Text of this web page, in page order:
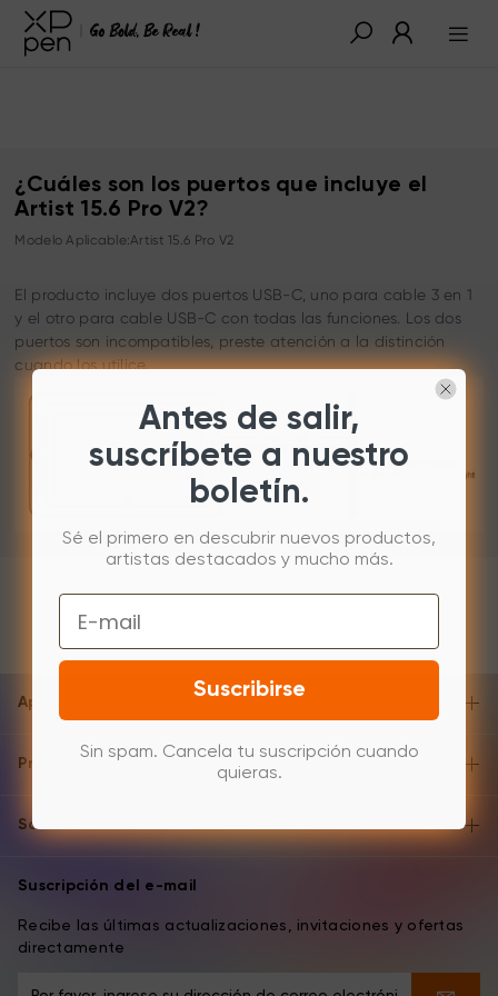
¿Cuáles son los puertos que incluye el
Artist 15.6 Pro V2?
Modelo Aplicable:Artist 15.6 Pro V2
El producto incluye dos puertos USB-C, uno para cable 3 en 1
y el otro para cable USB-C con todas las funciones. Los dos
puertos son incompatibles, preste atención a la distinción
cuando los utilice.
Apoyo y ayuda
Productos
Sobre
Suscripción del e-mail
Recibe las últimas actualizaciones, invitaciones y ofertas
directamente
Antes de salir,
suscríbete a nuestro
boletín.
Sé el primero en descubrir nuevos productos,
artistas destacados y mucho más.
Email
Suscribirse
Sin spam. Cancela tu suscripción cuando
quieras.